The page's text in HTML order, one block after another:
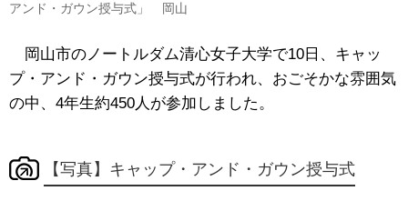
アンド・ガウン授与式」 岡山
岡山市のノートルダム清心女子大学で10日、キャッ
プ・アンド・ガウン授与式が行われ、おごそかな雰囲気
の中、4年生約450人が参加しました。
【写真】キャップ・アンド・ガウン授与式